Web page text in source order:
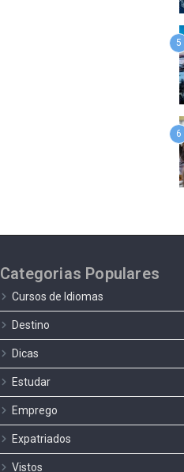
5
6
Categorias Populares
Cursos de Idiomas
Destino
Dicas
Estudar
Emprego
Expatriados
Vistos